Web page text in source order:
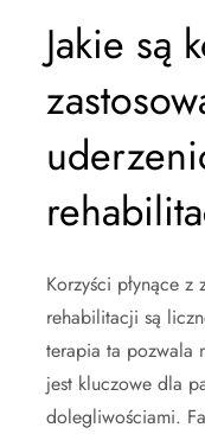
Jakie są
Korzyści płynące
rehabilitacji są
terapia ta pozwala
jest kluczowe dla
dolegliwościami.